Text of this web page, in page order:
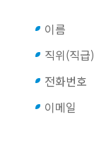
이름
직위(직급)
전화번호
이메일